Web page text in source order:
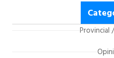
Provincial